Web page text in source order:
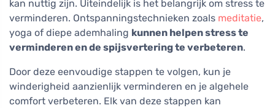
kan nuttig zijn. Uiteindelijk is het belangrijk om stress te
verminderen. Ontspanningstechnieken zoals meditatie,
yoga of diepe ademhaling kunnen helpen stress te
verminderen en de spijsvertering te verbeteren.
Door deze eenvoudige stappen te volgen, kun je
winderigheid aanzienlijk verminderen en je algehele
comfort verbeteren. Elk van deze stappen kan